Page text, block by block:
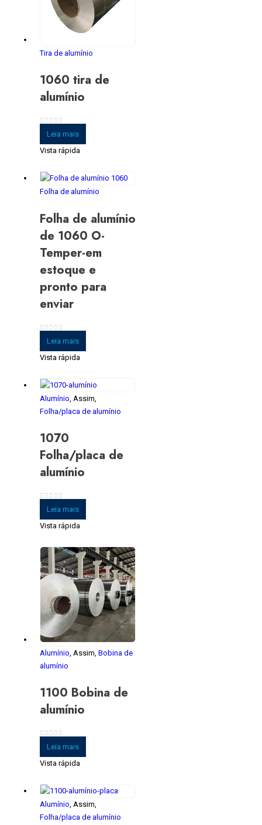
Tira de alumínio
1060 tira de
alumínio
fora de 5
Leia mais
Vista rápida
Folha de alumínio
Folha de alumínio
de 1060 O-
Temper-em
estoque e
pronto para
enviar
Leia mais
Vista rápida
Alumínio , Assim,
Folha/placa de alumínio
1070
Folha/placa de
alumínio
fora de 5
Leia mais
Vista rápida
Alumínio, Assim, Bobina de
alumínio
1100 Bobina de
alumínio
fora de 5
Leia mais
Vista rápida
Alumínio, Assim,
Folha/placa de alumínio